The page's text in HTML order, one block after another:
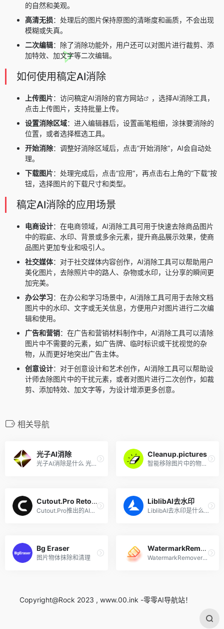
的自然和美观。
高清无损：处理后的图片保持原图的清晰度和画质，不会出现
模糊或失真。
二次编辑：除了消除功能外，用户还可以对图片进行裁剪、添
加特效、加文字等二次编辑。
如何使用稿定AI消除
上传图片：访问稿定AI消除的官方网站
，选择AI消除工具，
点击上传图片，支持批量上传。
设置消除区域：进入编辑器后，设置画笔粗细，涂抹要消除的
位置，或者选择框选工具。
开始消除：调整好消除区域后，点击“开始消除”，AI会自动处
理。
下载图片：处理完成后，点击“应用”，再点击右上角的“下载”按
钮，选择图片的下载尺寸和类型。
稿定AI消除的应用场景
电商设计：在电商领域，AI消除工具可用于快速去除商品图片
中的瑕疵、水印、背景或多余元素，提升商品展示效果，使商
品图片更加专业和吸引人。
社交媒体：对于社交媒体内容创作，AI消除工具可以帮助用户
美化图片，去除照片中的路人、杂物或水印，让分享的瞬间更
加完美。
办公学习：在办公和学习场景中，AI消除工具可用于去除文档
图片中的水印、文字或无关信息，方便用户对图片进行二次编
辑和使用。
广告和营销：在广告和营销材料制作中，AI消除工具可以清除
图片中不需要的元素，如广告牌、临时标识或干扰视觉的杂
物，从而更好地突出广告主体。
创意设计：对于创意设计和艺术创作，AI消除工具可以帮助设
计师去除图片中的干扰元素，或者对图片进行二次创作，如裁
剪、添加特效、加文字等，为设计增添更多创意。
相关导航
光子AI消除
光子AI消除是什么 光子AI消除...
Cleanup.pictures
智能移除图片中的物体、文本...
Cutout.Pro Retouch
Cutout.Pro推出的AI图片物体...
LiblibAI去水印
LiblibAI去水印是什么 Liblib...
Bg Eraser
图片物体抹除和清理
WatermarkRemover
WatermarkRemover是什么 Wate...
Copyright@Rock 2023 , www.00.ink -零零AI导航站！